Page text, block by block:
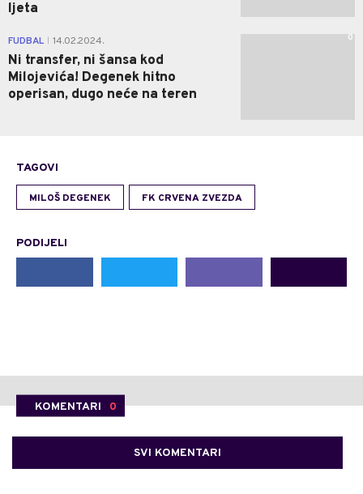
ljeta
FUDBAL 14.02.2024.
Ni transfer, ni šansa kod
Milojevića! Degenek hitno
operisan, dugo neće na teren
0
TAGOVI
MILOŠ DEGENEK FK CRVENA ZVEZDA
PODIJELI
KOMENTARI 0
SVI KOMENTARI